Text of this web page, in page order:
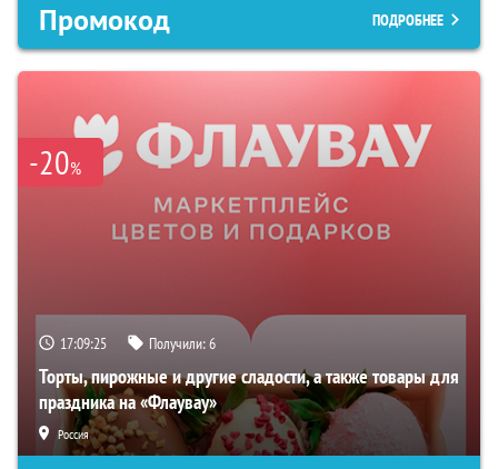
Промокод ПОДРОБНЕЕ
-20%
17:09:24 Получили:6
Торты, пирожные и другие сладости, а также товары для
праздника на «Флаувау»
Россия